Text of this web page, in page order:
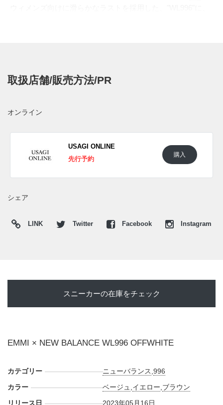
1足に仕上げられている。
報告したい。
取扱店舗/販売方法/PR
オンライン
USAGI ONLINE
先行予約
購入
シェア
LINK Twitter Facebook Instagram
スニーカーの在庫をチェック
EMMI × NEW BALANCE WL996 OFFWHITE
カテゴリー ニューバランス ,996
カラー
ベージュ イエロー ブラウン
リリース日
2023年05月16日